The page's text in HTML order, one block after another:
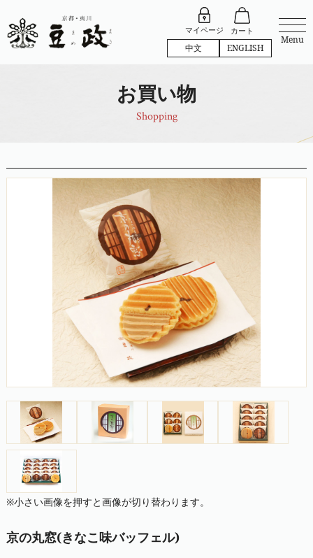
マイページ カート
中文 ENGLISH
Menu
お買い物
Shopping
※小さい画像を押すと画像が切り替わります。
京の丸窓(きなこ味バッフェル)